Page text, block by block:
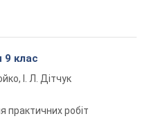
9 клас
І. Л. Дітчук
практичних робіт